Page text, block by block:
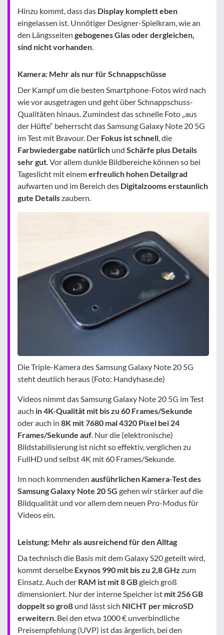
Hinzu kommt, dass das Display komplett eben
eingelassen ist. Unnötiger Designer-Spielkram, wie an
den Längsseiten gebogenes Glas oder dergleichen,
sind nicht vorhanden.
Kamera: Mehr als nur für Schnappschüsse
Der Kampf um die besten Smartphone-Fotos wird nach
wie vor ausgetragen und geht über Schnappschuss-
Qualitäten hinaus. Zumindest das schnelle Foto „aus
der Hüfte“ beherrscht das Samsung Galaxy Note 20 5G
im Test mit Bravour. Der Fokus ist schnell, die
Farbwiedergabe natürlich und Schärfe plus Details
sehr gut. Vor allem dunkle Bildbereiche können so bei
Tageslicht mit einemerfreulich hohen Detailgrad
aufwarten und im Bereich des Digitalzooms erstaunlich
gute Detailszaubern.
Die Triple-Kamera des Samsung Galaxy Note 20 5G
steht deutlich heraus (Foto: Handyhase.de)
Videos nimmt das Samsung Galaxy Note 20 5G im Test
auch in 4K-Qualität mit bis zu 60 Frames/Sekunde
oder auch in 8K mit 7680 mal 4320 Pixel bei 24
Frames/Sekunde auf . Nur die (elektronische)
Bildstabilisierung ist nicht so effektiv, verglichen zu
FullHD und selbst 4K mit 60 Frames/Sekunde.
Im noch kommenden ausführlichen Kamera-Test des
Samsung Galaxy Note 20 5G gehen wir stärker auf die
Bildqualität und vor allem dem neuen Pro-Modus für
Videos ein.
Leistung: Mehr als ausreichend für den Alltag
Da technisch die Basis mit dem Galaxy S20 geteilt wird,
kommt derselbe Exynos 990 mit bis zu 2,8 GHz zum
Einsatz. Auch der RAM ist mit 8 GBgleich groß
dimensioniert. Nur der interne Speicher ist mit 256 GB
doppelt so groß und lässt sich NICHT per microSD
erweitern . Bei den etwa 1000 € unverbindliche
Preisempfehlung (UVP) ist das ärgerlich, bei den